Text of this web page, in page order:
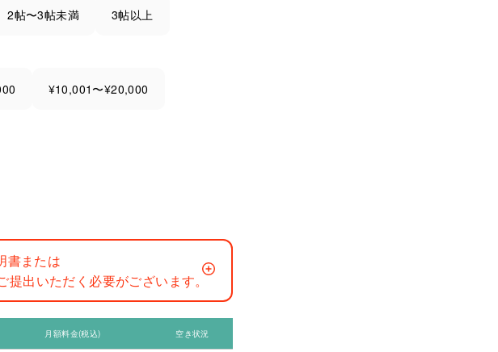
2帖〜3帖未満 3帖以上
¥10,001〜¥20,000
書または
提出いただく必要がございます。
月額料金(税込) 空き状況